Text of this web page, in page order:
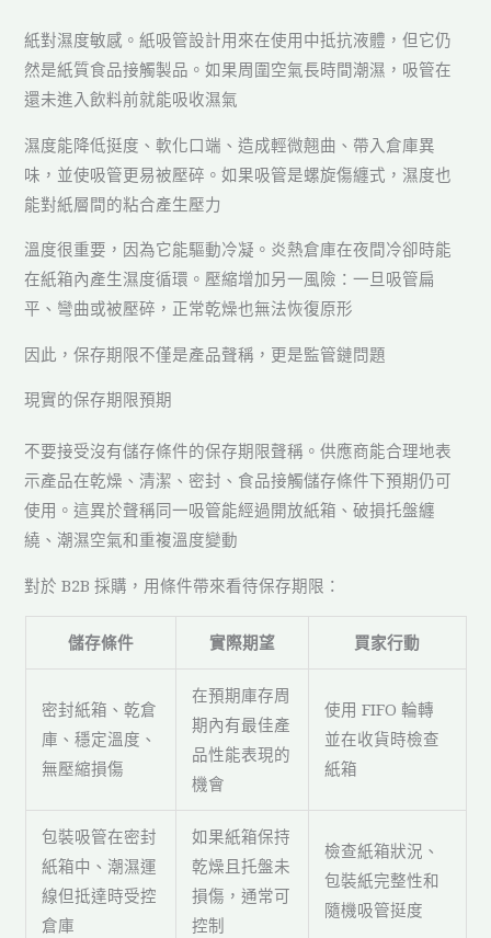
紙對濕度敏感。紙吸管設計用來在使用中抵抗液體，但它仍
然是紙質食品接觸製品。如果周圍空氣長時間潮濕，吸管在
還未進入飲料前就能吸收濕氣
濕度能降低挺度、軟化口端、造成輕微翹曲、帶入倉庫異
味，並使吸管更易被壓碎。如果吸管是螺旋傷纏式，濕度也
能對紙層間的粘合產生壓力
溫度很重要，因為它能驅動冷凝。炎熱倉庫在夜間冷卻時能
在紙箱內產生濕度循環。壓縮增加另一風險：一旦吸管扁
平、彎曲或被壓碎，正常乾燥也無法恢復原形
因此，保存期限不僅是產品聲稱，更是監管鏈問題
現實的保存期限預期
不要接受沒有儲存條件的保存期限聲稱。供應商能合理地表
示產品在乾燥、清潔、密封、食品接觸儲存條件下預期仍可
使用。這異於聲稱同一吸管能經過開放紙箱、破損托盤纏
繞、潮濕空氣和重複溫度變動
對於 B2B 採購，用條件帶來看待保存期限：
儲存條件 實際期望 買家行動
密封紙箱、乾倉
庫、穩定溫度、
無壓縮損傷
在預期庫存周
期內有最佳產
品性能表現的
機會
使用 FIFO 輪轉
並在收貨時檢查
紙箱
包裝吸管在密封
紙箱中、潮濕運
線但抵達時受控
倉庫
如果紙箱保持
乾燥且托盤未
損傷，通常可
控制
檢查紙箱狀況、
包裝紙完整性和
隨機吸管挺度